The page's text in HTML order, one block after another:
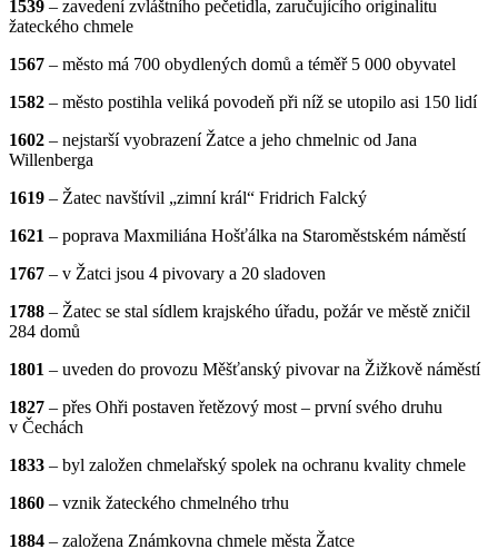
1539 – zavedení zvláštního pečetidla, zaručujícího originalitu
žateckého chmele
1567 – město má 700 obydlených domů a téměř 5 000 obyvatel
1582 – město postihla veliká povodeň při níž se utopilo asi 150 lidí
1602 – nejstarší vyobrazení Žatce a jeho chmelnic od Jana
Willenberga
1619 – Žatec navštívil „zimní král“ Fridrich Falcký
1621 – poprava Maxmiliána Hošťálka na Staroměstském náměstí
1767 – v Žatci jsou 4 pivovary a 20 sladoven
1788 – Žatec se stal sídlem krajského úřadu, požár ve městě zničil
284 domů
1801 – uveden do provozu Měšťanský pivovar na Žižkově náměstí
1827 – přes Ohři postaven řetězový most – první svého druhu
v Čechách
1833 – byl založen chmelařský spolek na ochranu kvality chmele
1860 – vznik žateckého chmelného trhu
1884 – založena Známkovna chmele města Žatce